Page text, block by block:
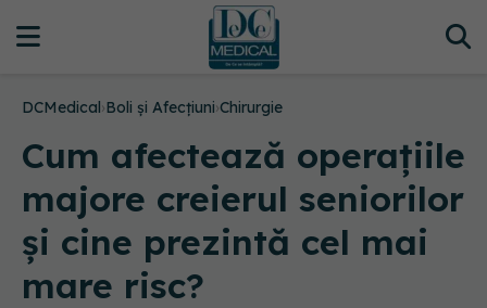
DCMedical›Boli și Afecțiuni›Chirurgie
Cum afectează operațiile
majore creierul seniorilor
și cine prezintă cel mai
mare risc?